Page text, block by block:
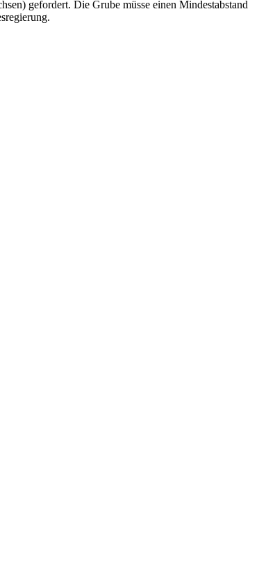
gefordert. Die Grube müsse einen Mindestabstand